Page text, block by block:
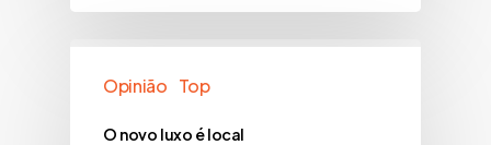
Opinião Top
O novo luxo é local